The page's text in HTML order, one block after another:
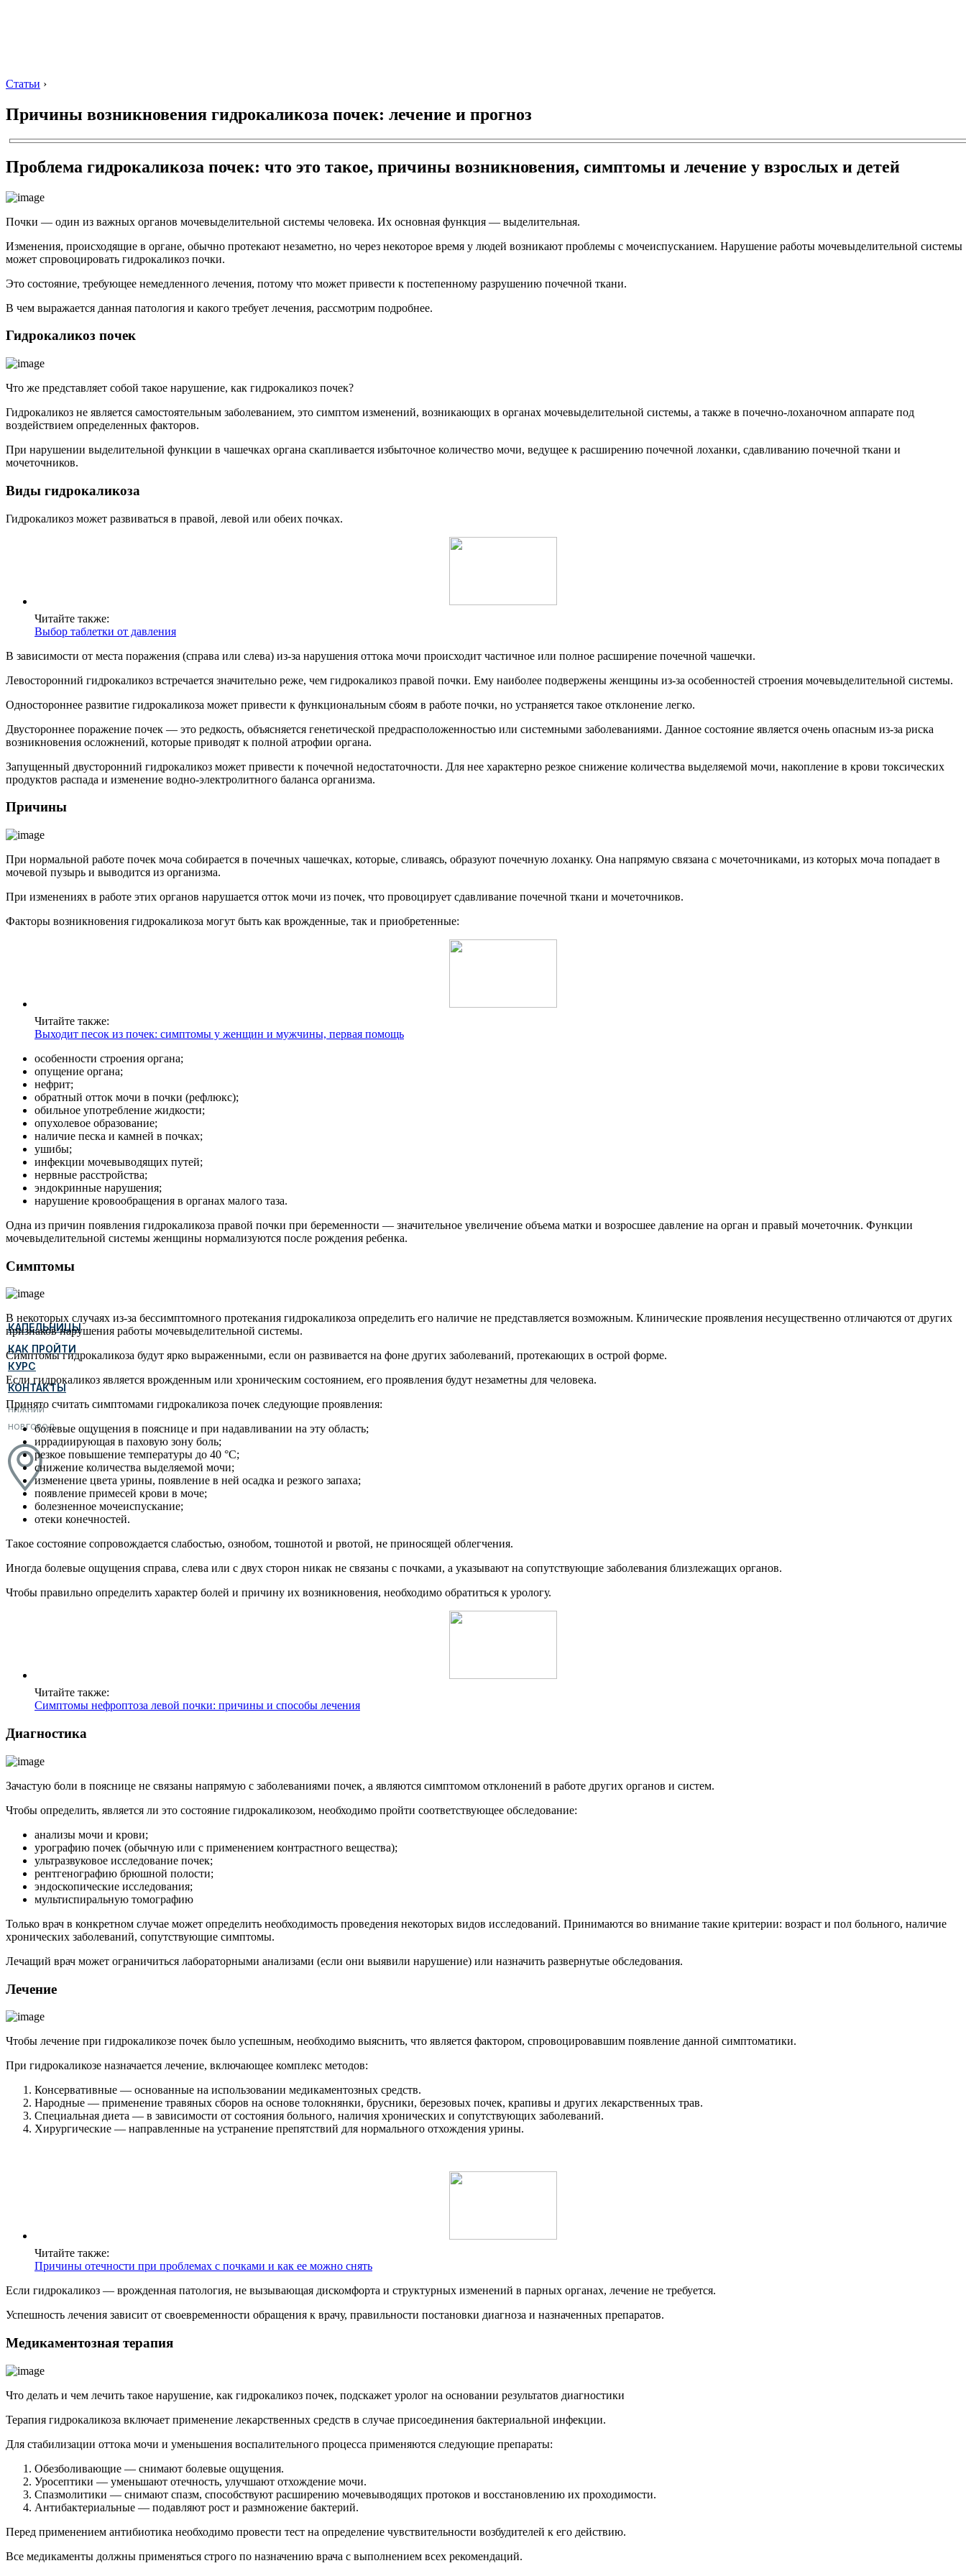
КАПЕЛЬНИЦЫ
КАК ПРОЙТИ
КУРС
КОНТАКТЫ
НИЖНИЙ
НОВГОРОД
Статьи ›
Причины возникновения гидрокаликоза почек: лечение и прогноз
Проблема гидрокаликоза почек: что это такое, причины возникновения, симптомы и лечение у взрослых и детей
Почки — один из важных органов мочевыделительной системы человека. Их основная функция — выделительная.
Изменения, происходящие в органе, обычно протекают незаметно, но через некоторое время у людей возникают проблемы с мочеиспусканием. Нарушение работы мочевыделительной системы
может спровоцировать гидрокаликоз почки.
Это состояние, требующее немедленного лечения, потому что может привести к постепенному разрушению почечной ткани.
В чем выражается данная патология и какого требует лечения, рассмотрим подробнее.
Гидрокаликоз почек
Что же представляет собой такое нарушение, как гидрокаликоз почек?
Гидрокаликоз не является самостоятельным заболеванием, это симптом изменений, возникающих в органах мочевыделительной системы, а также в почечно-лоханочном аппарате под
воздействием определенных факторов.
При нарушении выделительной функции в чашечках органа скапливается избыточное количество мочи, ведущее к расширению почечной лоханки, сдавливанию почечной ткани и
мочеточников.
Виды гидрокаликоза
Гидрокаликоз может развиваться в правой, левой или обеих почках.
Читайте также:
Выбор таблетки от давления
В зависимости от места поражения (справа или слева) из-за нарушения оттока мочи происходит частичное или полное расширение почечной чашечки.
Левосторонний гидрокаликоз встречается значительно реже, чем гидрокаликоз правой почки. Ему наиболее подвержены женщины из-за особенностей строения мочевыделительной системы.
Одностороннее развитие гидрокаликоза может привести к функциональным сбоям в работе почки, но устраняется такое отклонение легко.
Двустороннее поражение почек — это редкость, объясняется генетической предрасположенностью или системными заболеваниями. Данное состояние является очень опасным из-за риска
возникновения осложнений, которые приводят к полной атрофии органа.
Запущенный двусторонний гидрокаликоз может привести к почечной недостаточности. Для нее характерно резкое снижение количества выделяемой мочи, накопление в крови токсических
продуктов распада и изменение водно-электролитного баланса организма.
Причины
При нормальной работе почек моча собирается в почечных чашечках, которые, сливаясь, образуют почечную лоханку. Она напрямую связана с мочеточниками, из которых моча попадает в
мочевой пузырь и выводится из организма.
При изменениях в работе этих органов нарушается отток мочи из почек, что провоцирует сдавливание почечной ткани и мочеточников.
Факторы возникновения гидрокаликоза могут быть как врожденные, так и приобретенные:
Читайте также:
Выходит песок из почек: симптомы у женщин и мужчины, первая помощь
особенности строения органа;
опущение органа;
нефрит;
обратный отток мочи в почки (рефлюкс);
обильное употребление жидкости;
опухолевое образование;
наличие песка и камней в почках;
ушибы;
инфекции мочевыводящих путей;
нервные расстройства;
эндокринные нарушения;
нарушение кровообращения в органах малого таза.
Одна из причин появления гидрокаликоза правой почки при беременности — значительное увеличение объема матки и возросшее давление на орган и правый мочеточник. Функции
мочевыделительной системы женщины нормализуются после рождения ребенка.
Симптомы
В некоторых случаях из-за бессимптомного протекания гидрокаликоза определить его наличие не представляется возможным. Клинические проявления несущественно отличаются от других
признаков нарушения работы мочевыделительной системы.
Симптомы гидрокаликоза будут ярко выраженными, если он развивается на фоне других заболеваний, протекающих в острой форме.
Если гидрокаликоз является врожденным или хроническим состоянием, его проявления будут незаметны для человека.
Принято считать симптомами гидрокаликоза почек следующие проявления:
болевые ощущения в пояснице и при надавливании на эту область;
иррадиирующая в паховую зону боль;
резкое повышение температуры до 40 °С;
снижение количества выделяемой мочи;
изменение цвета урины, появление в ней осадка и резкого запаха;
появление примесей крови в моче;
болезненное мочеиспускание;
отеки конечностей.
Такое состояние сопровождается слабостью, ознобом, тошнотой и рвотой, не приносящей облегчения.
Иногда болевые ощущения справа, слева или с двух сторон никак не связаны с почками, а указывают на сопутствующие заболевания близлежащих органов.
Чтобы правильно определить характер болей и причину их возникновения, необходимо обратиться к урологу.
Читайте также:
Симптомы нефроптоза левой почки: причины и способы лечения
Диагностика
Зачастую боли в пояснице не связаны напрямую с заболеваниями почек, а являются симптомом отклонений в работе других органов и систем.
Чтобы определить, является ли это состояние гидрокаликозом, необходимо пройти соответствующее обследование:
анализы мочи и крови;
урографию почек (обычную или с применением контрастного вещества);
ультразвуковое исследование почек;
рентгенографию брюшной полости;
эндоскопические исследования;
мультиспиральную томографию
Только врач в конкретном случае может определить необходимость проведения некоторых видов исследований. Принимаются во внимание такие критерии: возраст и пол больного, наличие
хронических заболеваний, сопутствующие симптомы.
Лечащий врач может ограничиться лабораторными анализами (если они выявили нарушение) или назначить развернутые обследования.
Лечение
Чтобы лечение при гидрокаликозе почек было успешным, необходимо выяснить, что является фактором, спровоцировавшим появление данной симптоматики.
При гидрокаликозе назначается лечение, включающее комплекс методов:
Консервативные — основанные на использовании медикаментозных средств.
Народные — применение травяных сборов на основе толокнянки, брусники, березовых почек, крапивы и других лекарственных трав.
Специальная диета — в зависимости от состояния больного, наличия хронических и сопутствующих заболеваний.
Хирургические — направленные на устранение препятствий для нормального отхождения урины.
Читайте также:
Причины отечности при проблемах с почками и как ее можно снять
Если гидрокаликоз — врожденная патология, не вызывающая дискомфорта и структурных изменений в парных органах, лечение не требуется.
Успешность лечения зависит от своевременности обращения к врачу, правильности постановки диагноза и назначенных препаратов.
Медикаментозная терапия
Что делать и чем лечить такое нарушение, как гидрокаликоз почек, подскажет уролог на основании результатов диагностики
Терапия гидрокаликоза включает применение лекарственных средств в случае присоединения бактериальной инфекции.
Для стабилизации оттока мочи и уменьшения воспалительного процесса применяются следующие препараты:
Обезболивающие — снимают болевые ощущения.
Уросептики — уменьшают отечность, улучшают отхождение мочи.
Спазмолитики — снимают спазм, способствуют расширению мочевыводящих протоков и восстановлению их проходимости.
Антибактериальные — подавляют рост и размножение бактерий.
Перед применением антибиотика необходимо провести тест на определение чувствительности возбудителей к его действию.
Все медикаменты должны применяться строго по назначению врача с выполнением всех рекомендаций.